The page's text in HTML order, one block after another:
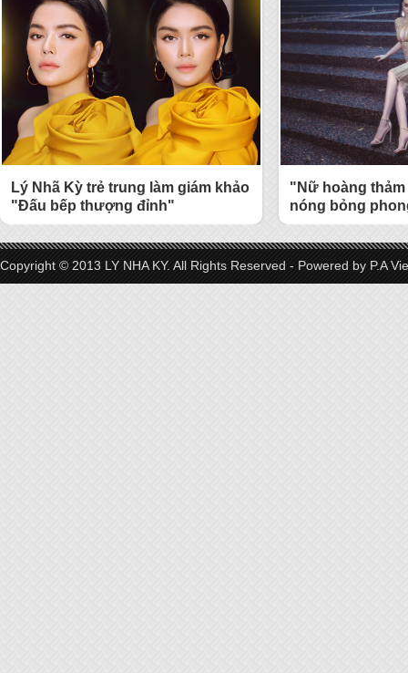
Lý Nhã Kỳ trẻ trung làm giám khảo
"Đấu bếp thượng đỉnh"
"Nữ hoàng
nóng bỏng
Copyright © 2013 LY NHA KY. All Rights Reserved - Powered by P.A